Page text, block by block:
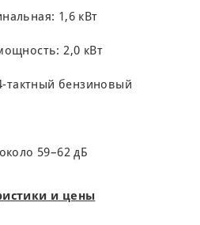
1,6 кВт
2,0 кВт
тактный бензиновый
59–62 дБ
и цены